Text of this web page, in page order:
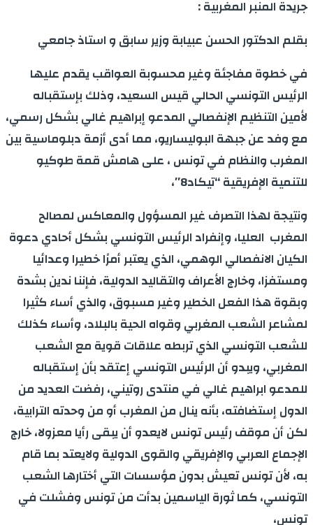
جريدة المنبر المغربية :
بقلم الدكتور الحسن عبيابة وزير سابق و استاذ جامعي
في خطوة مفاجئة وغير محسوبة العواقب يقدم عليها
الرئيس التونسي الحالي قيس السعيد، وذلك بإستقباله
لأمين التنظيم الإنفصالي المدعو إبراهيم غالي بشكل رسمي،
مع وفد عن جبهة البوليساريو، مما أدى أزمة دبلوماسية بين
المغرب والنظام في تونس ، على هامش قمة طوكيو
للتنمية الإفريقية “تيكاد8″،
ونتيجة لهذا التصرف غير المسؤول والمعاكس لمصالح
المغرب العليا، وإنفراد الرئيس التونسي بشكل أحادي دعوة
الكيان الانفصالي الوهمي، الذي يعتبر أمرًا خطيرا وعدائيا
ومستفزا، وخارج الأعراف والتقاليد الدولية، فإننا ندين بشدة
وبقوة هذا الفعل الخطير وغير مسبوق، والذي أساء كثيرا
لمشاعر الشعب المغربي وقواه الحية بالبلاد، وأساء كذلك
للشعب التونسي الذي تربطه علاقات قوية مع الشعب
المغربي، ويبدو أن الرئيس التونسي إعتقد بأن إستقباله
للمدعو ابراهيم غالي في منتدى روتيني، رفضت العديد من
الدول إستضافته، بأنه ينال من المغرب أو من وحدته الترابية،
لكن أن موقف رئيس تونس لايعدو أن يبقى رأيا معزولا، خارج
الإجماع العربي والإفريقي والقوى الدولية ولايعتد بما قام
به، لأن تونس تعيش بدون مؤسسات التي أختارها الشعب
التونسي، كما ثورة الياسمين بدأت من تونس وفشلت في
تونس،